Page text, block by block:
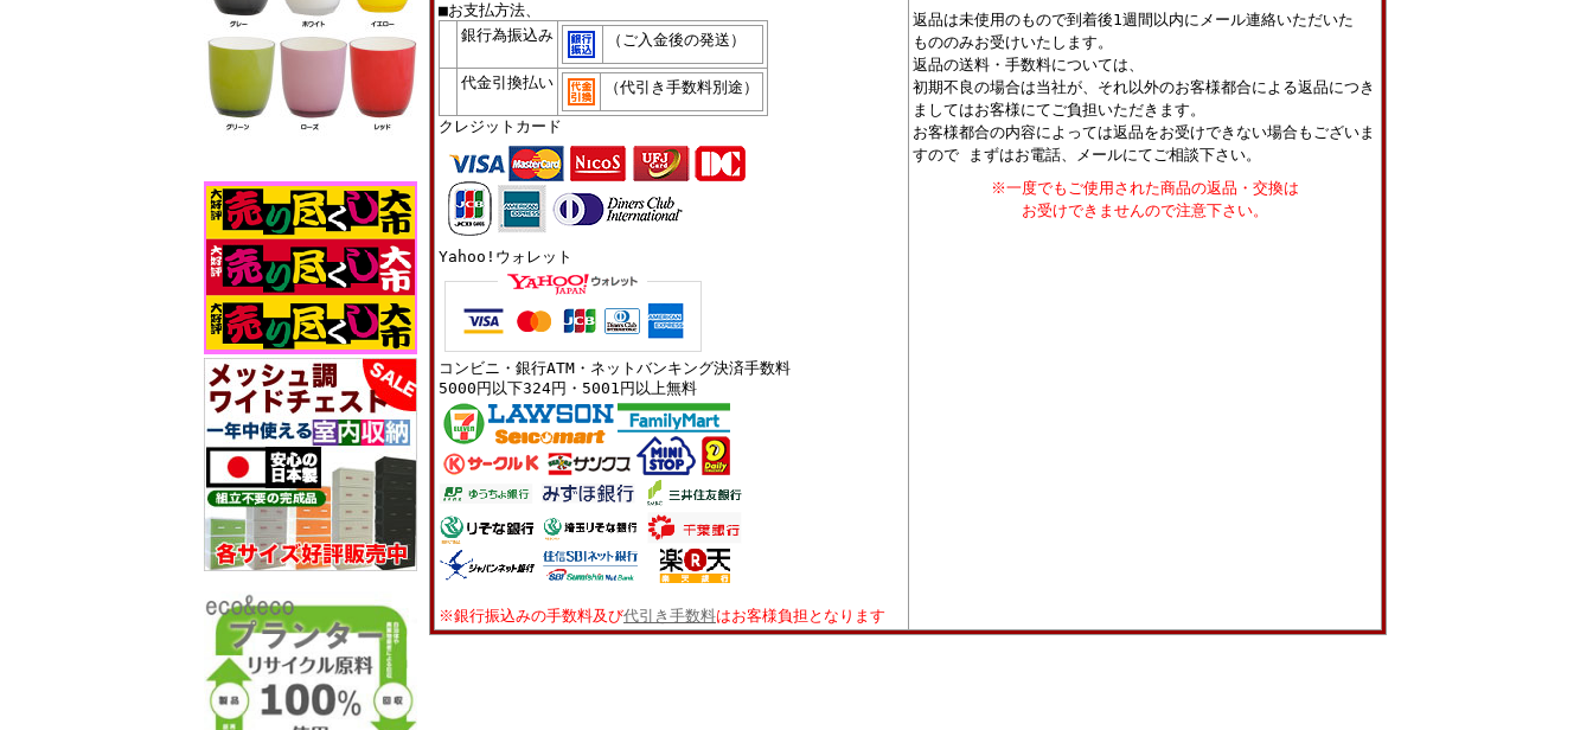
■お支払方法、
銀行為振込み
（ご入金後の発送）
代金引換払い （代引き手数料別途）
クレジットカード
Yahoo!ウォレット
コンビニ・銀行ATM・ネットバンキング決済手数料
5000円以下324円・5001円以上無料
※銀行振込みの手数料及び代引き手数料はお客様負担となります
返品は未使用のもので到着後1週間以内にメール連絡いただいた
もののみお受けいたします。
返品の送料・手数料については、
初期不良の場合は当社が、それ以外のお客様都合による返品につき
ましてはお客様にてご負担いただきます。
お客様都合の内容によっては返品をお受けできない場合もございま
すので まずはお電話、メールにてご相談下さい。
※一度でもご使用された商品の返品・交換は
お受けできませんので注意下さい。